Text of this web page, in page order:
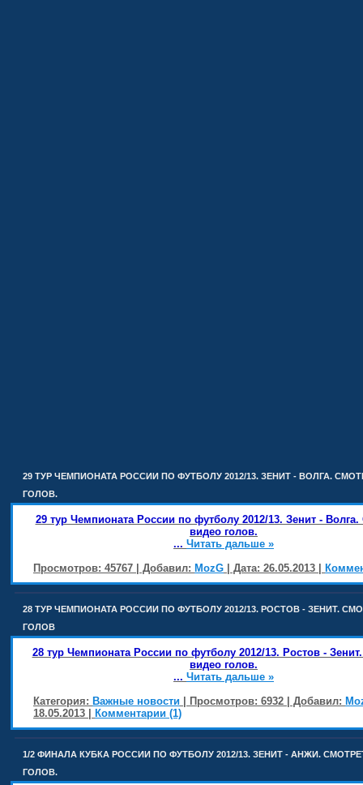
29 ТУР ЧЕМПИОНАТА РОССИИ ПО ФУТБОЛУ 2012/13. ЗЕНИТ - ВОЛГА.
ГОЛОВ.
29 тур Чемпионата России по футболу 2012/13. Зенит - Волга.
видео голов.
... Читать дальше »
Просмотров: 45767 | Добавил: MozG | Дата: 26.05.2013
28 ТУР ЧЕМПИОНАТА РОССИИ ПО ФУТБОЛУ 2012/13. РОСТОВ - ЗЕНИТ.
ГОЛОВ
28 тур Чемпионата России по футболу 2012/13. Ростов -
видео голов.
... Читать дальше »
Категория: Важные новости | Просмотров: 6932 | Добавил:
18.05.2013
Комментарии (1)
1/2 ФИНАЛА КУБКА РОССИИ ПО ФУТБОЛУ 2012/13. ЗЕНИТ - АНЖИ.
ГОЛОВ.